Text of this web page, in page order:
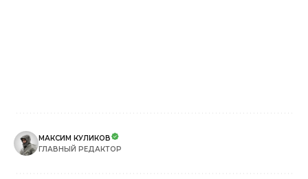
МАКСИМ КУЛИКОВ
ГЛАВНЫЙ РЕДАКТОР